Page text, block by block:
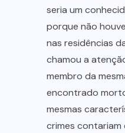
seria um
porque não
nas residências
chamou a
membro da
encontrado
mesmas
crimes contariam